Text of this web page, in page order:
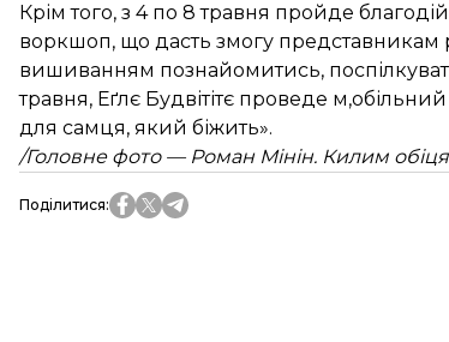
Крім того, з 4 по 8 травня пройде
воркшоп, що дасть змогу представникам
вишиванням познайомитись,
травня, Еґлє Будвітітє проведе
для самця, який біжить».
/Головне фото — Роман Мінін. Килим
Поділитися: